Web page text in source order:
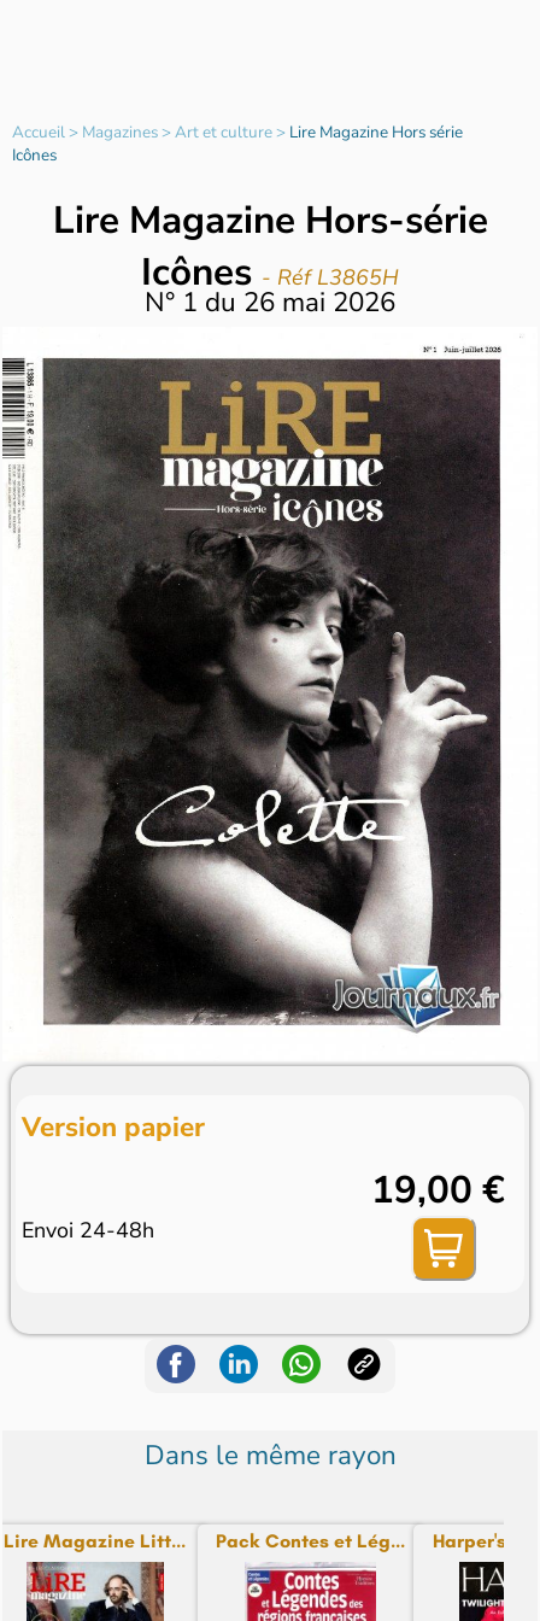
Accueil> Magazines>Art et culture> Lire Magazine Hors série
Icônes
Lire Magazine Hors-série
Icônes - Réf L3865H
N° 1 du 26 mai 2026
Version papier
Envoi 24-48h
19,00 €
Dans le même rayon
Lire Magazine Litt... Pack Contes et Lég... Harper's